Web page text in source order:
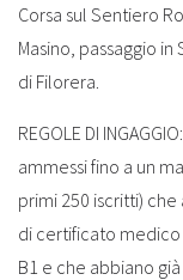
Corsa sul Sentiero
Masino, passaggio
di Filorera.
REGOLE DI
ammessi fino a un
primi 250 iscritti)
di certificato
B1 e che abbiano